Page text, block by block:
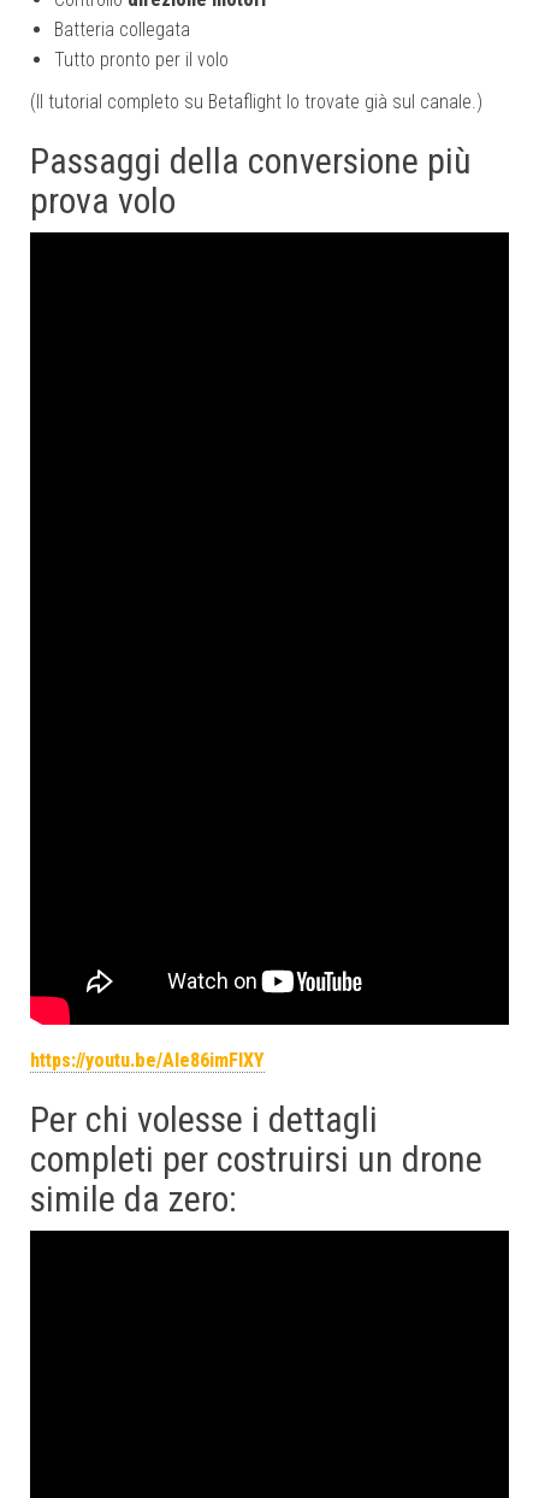
Batteria collegata
Tutto pronto per il volo
(Il tutorial completo su Betaflight lo trovate già sul canale.)
Passaggi della conversione più
prova volo
https://youtu.be/Ale86imFlXY
Per chi volesse i dettagli
completi per costruirsi un drone
simile da zero: